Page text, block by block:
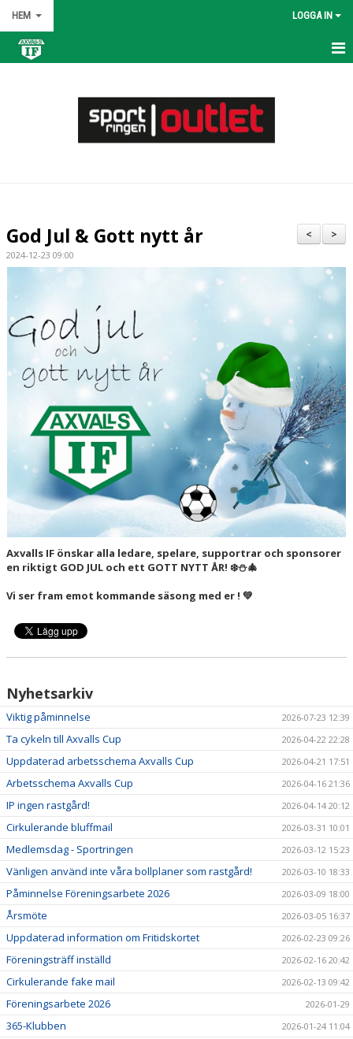
HEM LOGGA IN
BILDGALLERI
VÅRA LAG/TRÄNARE
MATCHER
SPONSORER
HEDERSUTNÄMNINGAR
>
<
God Jul & Gott nytt år
2024-12-23 09:00
Axvalls IF önskar alla ledare, spelare, supportrar och sponsorer
en riktigt GOD JUL och ett GOTT NYTT ÅR! ❄️⛄️🎄
Vi ser fram emot kommande säsong med er ! 💚
Nyhetsarkiv
Viktig påminnelse 2026-07-23 12:39
Ta cykeln till Axvalls Cup 2026-04-22 22:28
Uppdaterad arbetsschema Axvalls Cup 2026-04-21 17:51
Arbetsschema Axvalls Cup 2026-04-16 21:36
IP ingen rastgård! 2026-04-14 20:12
Cirkulerande bluffmail 2026-03-31 10:01
Medlemsdag - Sportringen 2026-03-12 15:23
Vänligen använd inte våra bollplaner som rastgård! 2026-03-10 18:33
Påminnelse Föreningsarbete 2026 2026-03-09 18:00
Årsmöte 2026-03-05 16:37
Uppdaterad information om Fritidskortet 2026-02-23 09:26
Föreningsträff inställd 2026-02-16 20:42
Cirkulerande fake mail 2026-02-13 09:42
Föreningsarbete 2026 2026-01-29
365-Klubben 2026-01-24 11:04